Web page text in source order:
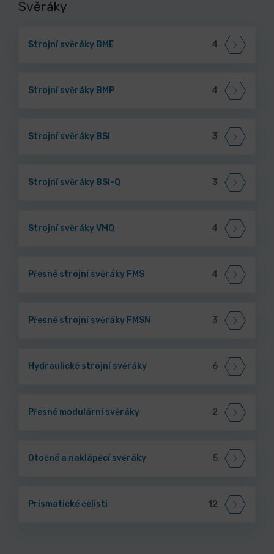
Svěráky
Strojní svěráky BME 4
Strojní svěráky BMP 4
Strojní svěráky BSI 3
Strojní svěráky BSI-Q 3
Strojní svěráky VMQ 4
Přesné strojní svěráky FMS 4
Přesné strojní svěráky FMSN 3
Hydraulické strojní svěráky 6
Přesné modulární svěráky 2
Otočné a naklápěcí svěráky 5
Prismatické čelisti 12